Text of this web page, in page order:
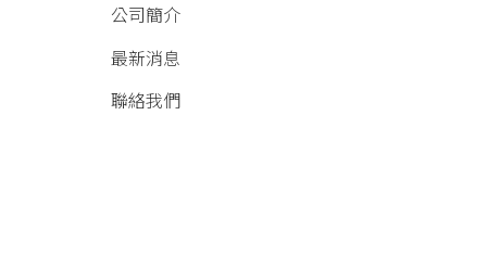
公司簡介
最新消息
聯絡我們